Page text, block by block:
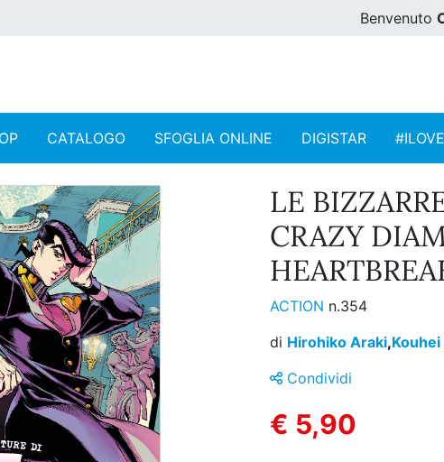
Benvenuto
CATALOGO SFOGLIA ONLINE DIGISTAR
LE
CRAZY
ACTION n.354
di Hirohiko Araki,
Condividi
€ 5,90